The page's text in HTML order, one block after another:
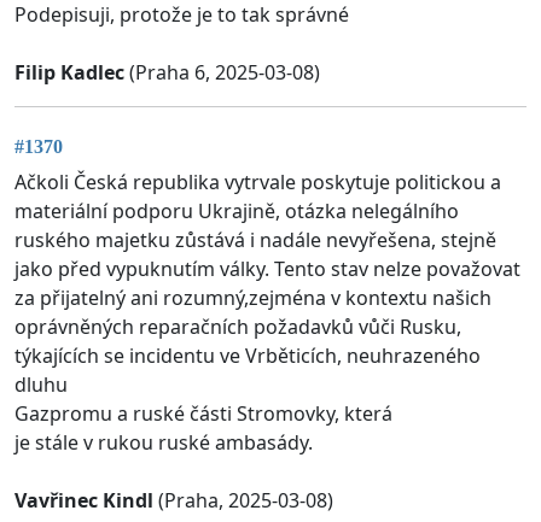
Podepisuji, protože je to tak správné
Filip Kadlec(Praha 6, 2025-03-08)
#1370
Ačkoli Česká republika vytrvale poskytuje politickou a
materiální podporu Ukrajině, otázka nelegálního
ruského majetku zůstává i nadále nevyřešena, stejně
jako před vypuknutím války. Tento stav nelze považovat
za přijatelný ani rozumný,zejména v kontextu našich
oprávněných reparačních požadavků vůči Rusku,
týkajících se incidentu ve Vrběticích, neuhrazeného
dluhu
Gazpromu a ruské části Stromovky, která
je stále v rukou ruské ambasády.
Vavřinec Kindl (Praha, 2025-03-08)